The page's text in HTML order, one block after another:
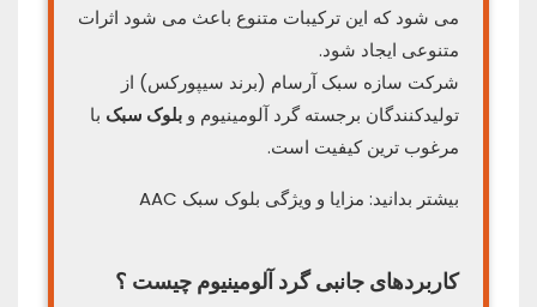
می شود که این ترکیبات متنوع باعث می شود اثرات
متنوعی ایجاد شود.
شرکت سازه سبک آرسام (برند سیپورکس) از
تولیدکنندگان برجسته گرد آلومینیوم و بلوک سبک با
مرغوب ترین کیفیت است.
بیشتر بدانید: مزایا و ویژگی بلوک سبک AAC
کاربردهای جانبیگرد آلومینیوم چیست ؟